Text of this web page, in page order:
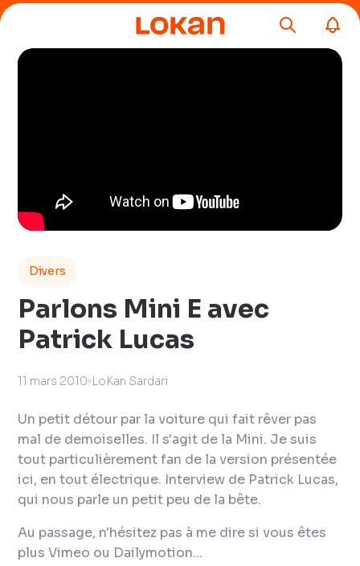
Divers
Parlons Mini E avec
Patrick Lucas
11 mars 2010 LoKan Sardari
Un petit détour par la voiture qui fait rêver pas
mal de demoiselles. Il s'agit de la Mini. Je suis
tout particulièrement fan de la version présentée
ici, en tout électrique. Interview de Patrick Lucas,
qui nous parle un petit peu de la bête.
Au passage, n'hésitez pas à me dire si vous êtes
plus Vimeo ou Dailymotion...